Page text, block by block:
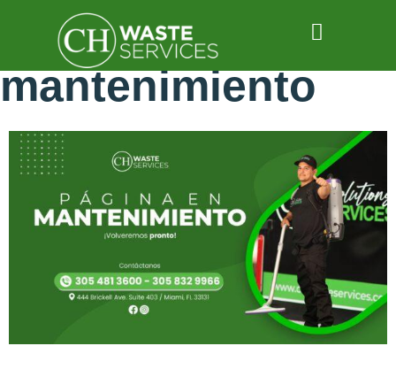
mantenimiento